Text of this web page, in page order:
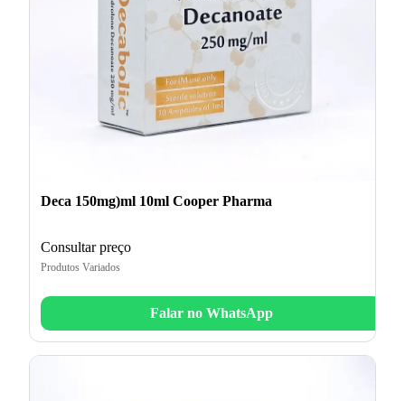
Deca 150mg)ml 10ml Cooper Pharma
Consultar preço
Produtos Variados
Falar no WhatsApp